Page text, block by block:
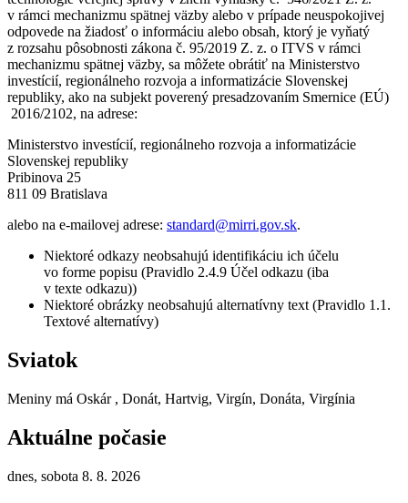
v rámci mechanizmu spätnej väzby alebo v prípade neuspokojivej
odpovede na žiadosť o informáciu alebo obsah, ktorý je vyňatý
z rozsahu pôsobnosti zákona č. 95/2019 Z. z. o ITVS v rámci
mechanizmu spätnej väzby, sa môžete obrátiť na Ministerstvo
investícií, regionálneho rozvoja a informatizácie Slovenskej
republiky, ako na subjekt poverený presadzovaním Smernice (EÚ)
2016/2102, na adrese:
Ministerstvo investícií, regionálneho rozvoja a informatizácie
Slovenskej republiky
Pribinova 25
811 09 Bratislava
alebo na e-mailovej adrese: standard@mirri.gov.sk.
Niektoré odkazy neobsahujú identifikáciu ich účelu
vo forme popisu (Pravidlo 2.4.9 Účel odkazu (iba
v texte odkazu))
Niektoré obrázky neobsahujú alternatívny text (Pravidlo 1.1.
Textové alternatívy)
Sviatok
Meniny má Oskár , Donát, Hartvig, Virgín, Donáta, Virgínia
Aktuálne počasie
dnes, sobota 8. 8. 2026